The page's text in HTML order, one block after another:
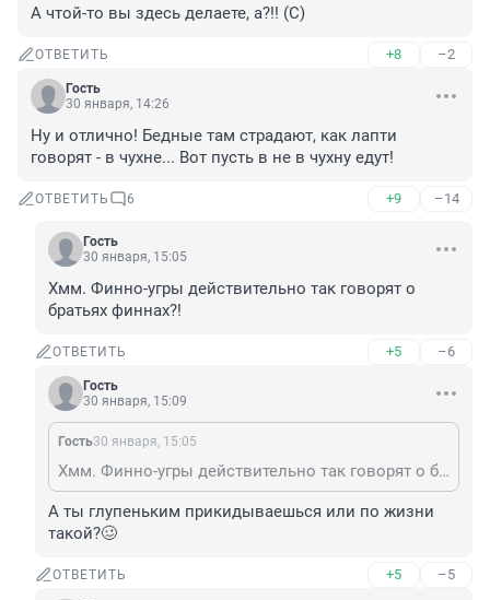
А чтой-то вы здесь делаете, а?!! (С)
ОТВЕТИТЬ +8 –2
Гость
30 января, 14:26
Ну и отлично! Бедные там страдают, как лапти
говорят - в чухне... Вот пусть в не в чухну едут!
ОТВЕТИТЬ 6 +9 –14
Гость
30 января, 15:05
Хмм. Финно-угры действительно так говорят о
братьях финнах?!
ОТВЕТИТЬ +5 –6
Гость
30 января, 15:09
Гость30 января, 15:05
Хмм. Финно-угры действительно так говорят о братьях финнах?!
А ты глупеньким прикидываешься или по жизни
такой?🥴
ОТВЕТИТЬ +5 –5